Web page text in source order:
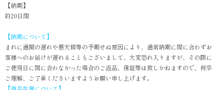
【納期】
約20日間
【納期について】
まれに通関の遅れや悪天候等の予期せぬ原因により、通常納期に間に合わずお
客様へのお届けが遅れることもございまして、大変恐れ入りますが、その際に
ご使用日に間に合わなかった場合のご返品、保証等は致しかねますので、何卒
ご理解、ご了承くださいますようお願い申し上げます。
【商品在庫について】